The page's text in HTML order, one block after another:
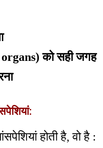
को सही जगह
होती है, वो है :